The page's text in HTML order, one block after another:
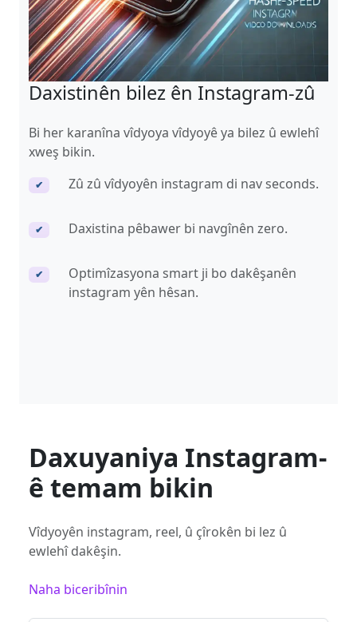
Daxistinên bilez ên Instagram-zû
Bi her karanîna vîdyoya vîdyoyê ya bilez û ewlehî
xweş bikin.
✔ Zû zû vîdyoyên instagram di nav seconds.
✔ Daxistina pêbawer bi navgînên zero.
✔
Optimîzasyona smart ji bo dakêşanên
instagram yên hêsan.
Daxuyaniya Instagram-
ê temam bikin
Vîdyoyên instagram, reel, û çîrokên bi lez û
ewlehî dakêşin.
Naha biceribînin